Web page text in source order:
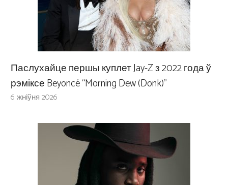
Паслухайце першы куплет Jay-Z з 2022 года ў
рэміксе Beyoncé “Morning Dew (Donk)”
6 жніўня 2026